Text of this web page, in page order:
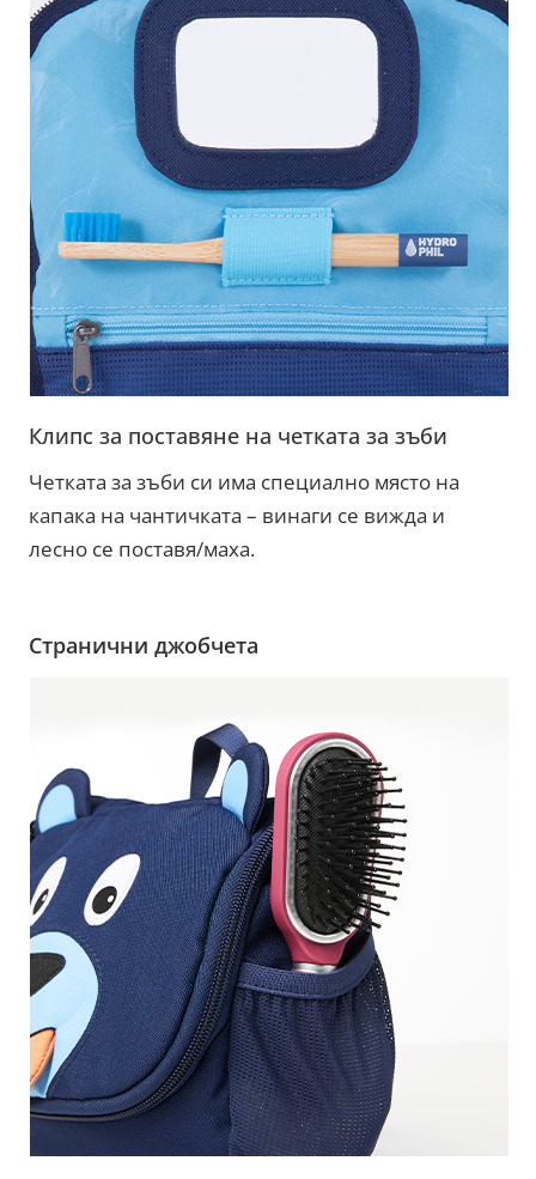
Клипс за поставяне на четката за зъби
Четката за зъби си има специално място на
капака на чантичката – винаги се вижда и
лесно се поставя/маха.
Странични джобчета